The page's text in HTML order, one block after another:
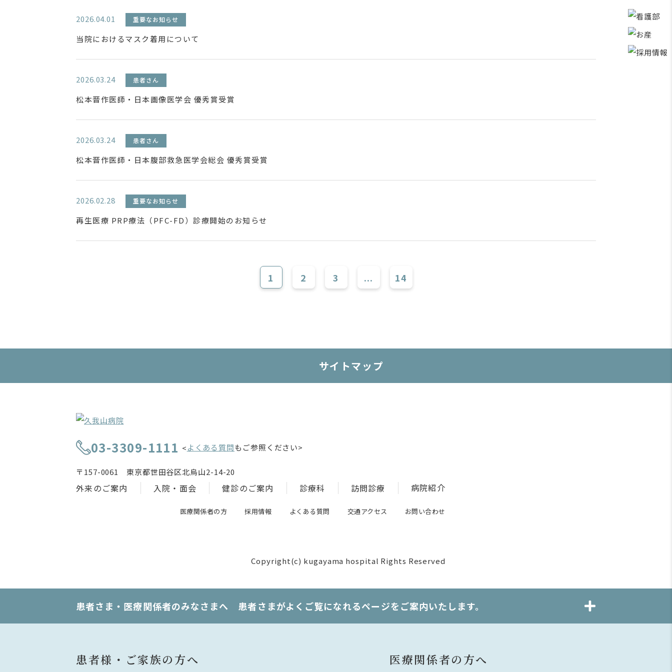
2026.04.01 重要なお知らせ
当院におけるマスク着用について
2026.03.24 患者さん
松本晋作医師・日本画像医学会 優秀賞受賞
2026.03.24 患者さん
松本晋作医師・日本腹部救急医学会総会 優秀賞受賞
2026.02.28 重要なお知らせ
再生医療 PRP療法（PFC-FD）診療開始のお知らせ
1 2 3 ... 14
サイトマップ
03-3309-1111 <よくある質問もご参照ください>
〒157-0061 東京都世田谷区北烏山2-14-20
外来のご案内 入院・面会 健診のご案内 診療科 訪問診療 病院紹介
医療関係者の方 採用情報 よくある質問 交通アクセス お問い合わせ
Copyright(c) kugayama hospital Rights Reserved
患者さま・医療関係者のみなさまへ 患者さまがよくご覧になれるページをご案内いたします。
患者様・ご家族の方へ 医療関係者の方へ